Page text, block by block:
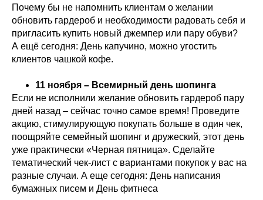
Почему бы не напомнить клиентам о желании
обновить гардероб и необходимости радовать себя и
пригласить купить новый джемпер или пару обуви?
А ещё сегодня: День капучино, можно угостить
клиентов чашкой кофе.
11 ноября – Всемирный день шопинга
Если не исполнили желание обновить гардероб пару
дней назад – сейчас точно самое время! Проведите
акцию, стимулирующую покупать больше в один чек,
поощряйте семейный шопинг и дружеский, этот день
уже практически «Черная пятница». Сделайте
тематический чек-лист с вариантами покупок у вас на
разные случаи. А еще сегодня: День написания
бумажных писем и День фитнеса